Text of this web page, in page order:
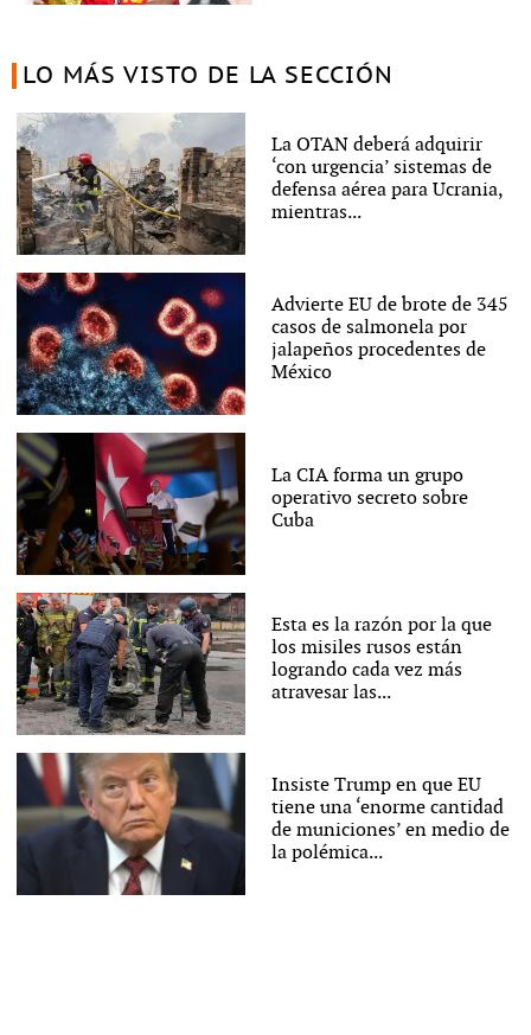
LO MÁS VISTO DE LA SECCIÓN
La OTAN deberá adquirir
‘con urgencia’ sistemas de
defensa aérea para Ucrania,
mientras...
Advierte EU de brote de 345
casos de salmonela por
jalapeños procedentes de
México
La CIA forma un grupo
operativo secreto sobre
Cuba
Esta es la razón por la que
los misiles rusos están
logrando cada vez más
atravesar las...
Insiste Trump en que EU
tiene una ‘enorme cantidad
de municiones’ en medio de
la polémica...